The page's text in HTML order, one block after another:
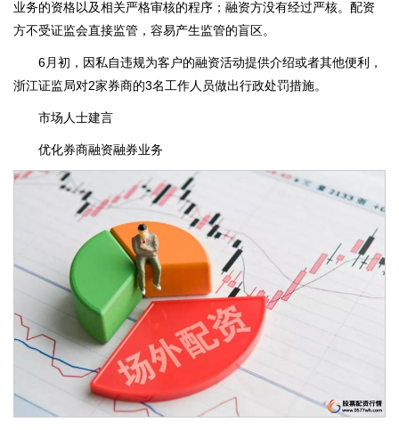
业务的资格以及相关严格审核的程序；融资方没有经过严核。配资
方不受证监会直接监管，容易产生监管的盲区。
6月初，因私自违规为客户的融资活动提供介绍或者其他便利，
浙江证监局对2家券商的3名工作人员做出行政处罚措施。
市场人士建言
优化券商融资融券业务